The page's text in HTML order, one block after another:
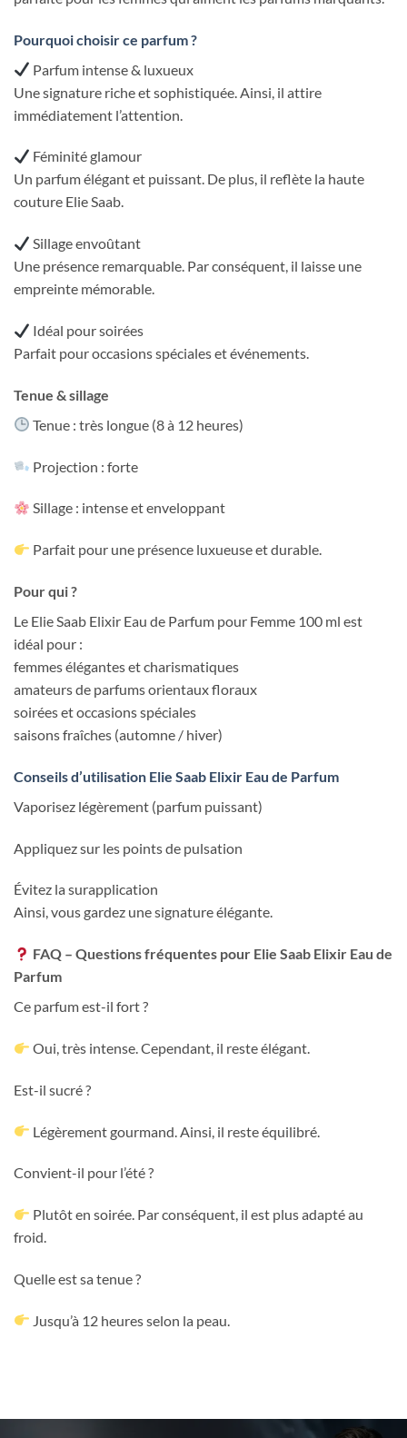
Pourquoi choisir ce parfum ?
Parfum intense & luxueux
Une signature riche et sophistiquée. Ainsi, il attire
immédiatement l’attention.
Féminité glamour
Un parfum élégant et puissant. De plus, il reflète la haute
couture Elie Saab.
Sillage envoûtant
Une présence remarquable. Par conséquent, il laisse une
empreinte mémorable.
Idéal pour soirées
Parfait pour occasions spéciales et événements.
Tenue & sillage
Tenue : très longue (8 à 12 heures)
Projection : forte
Sillage : intense et enveloppant
Parfait pour une présence luxueuse et durable.
Pour qui ?
Le Elie Saab Elixir Eau de Parfum pour Femme 100 ml est
idéal pour :
femmes élégantes et charismatiques
amateurs de parfums orientaux floraux
soirées et occasions spéciales
saisons fraîches (automne / hiver)
Conseils d’utilisation Elie Saab Elixir Eau de Parfum
Vaporisez légèrement (parfum puissant)
Appliquez sur les points de pulsation
Évitez la surapplication
Ainsi, vous gardez une signature élégante.
FAQ – Questions fréquentes pour Elie Saab Elixir Eau de
Parfum
Ce parfum est-il fort ?
Oui, très intense. Cependant, il reste élégant.
Est-il sucré ?
Légèrement gourmand. Ainsi, il reste équilibré.
Convient-il pour l’été ?
Plutôt en soirée. Par conséquent, il est plus adapté au
froid.
Quelle est sa tenue ?
Jusqu’à 12 heures selon la peau.